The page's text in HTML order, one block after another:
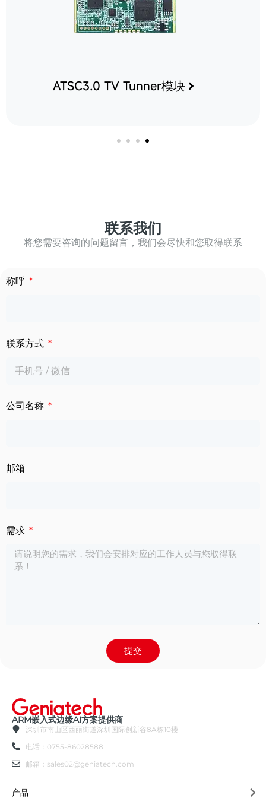
ATSC 3.0 数字电视平板
联系我们
将您需要咨询的问题留言，我们会尽快和您取得联系
称呼
联系方式
公司名称
邮箱
需求
提交
ARM嵌入式边缘AI方案提供商
深圳市南山区西丽街道深圳国际创新谷8A栋10楼
电话：0755-86028588
邮箱：sales02@geniatech.com
产品